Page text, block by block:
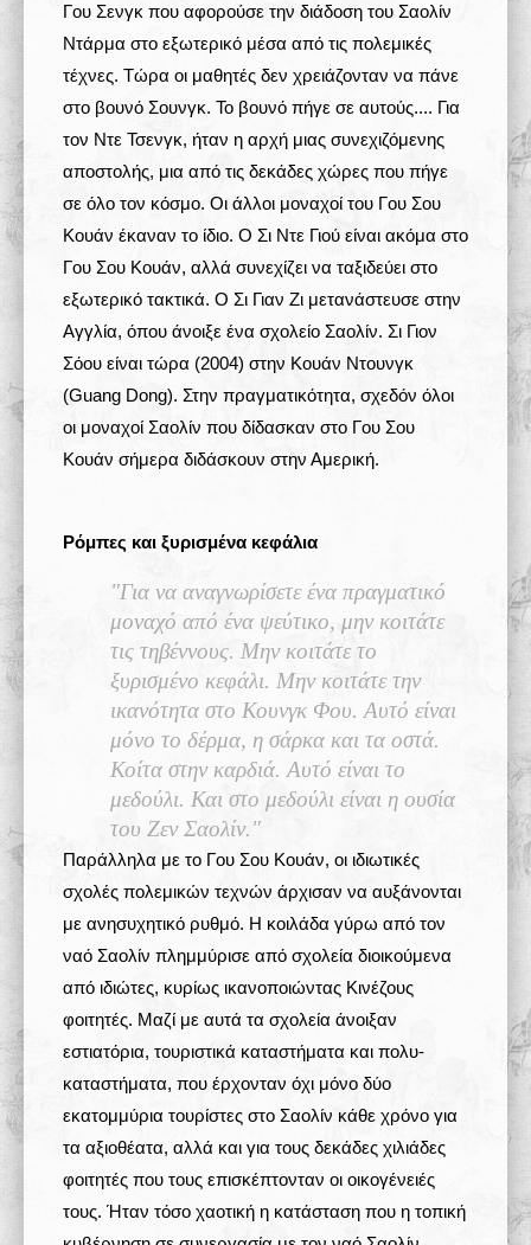
Γου Σενγκ που αφορούσε την διάδοση του Σαολίν
Ντάρμα στο εξωτερικό μέσα από τις πολεμικές
τέχνες. Τώρα οι μαθητές δεν χρειάζονταν να πάνε
στο βουνό Σουνγκ. Το βουνό πήγε σε αυτούς.... Για
τον Ντε Τσενγκ, ήταν η αρχή μιας συνεχιζόμενης
αποστολής, μια από τις δεκάδες χώρες που πήγε
σε όλο τον κόσμο. Οι άλλοι μοναχοί του Γου Σου
Κουάν έκαναν το ίδιο. O Σι Ντε Γιού είναι ακόμα στο
Γου Σου Κουάν, αλλά συνεχίζει να ταξιδεύει στο
εξωτερικό τακτικά. Ο Σι Γιαν Ζι μετανάστευσε στην
Αγγλία, όπου άνοιξε ένα σχολείο Σαολίν. Σι Γιον
Σόου είναι τώρα (2004) στην Κουάν Ντουνγκ
(Guang Dong). Στην πραγματικότητα, σχεδόν όλοι
οι μοναχοί Σαολίν που δίδασκαν στο Γου Σου
Κουάν σήμερα διδάσκουν στην Αμερική.
Ρόμπες και ξυρισμένα κεφάλια
"Για να αναγνωρίσετε ένα πραγματικό
μοναχό από ένα ψεύτικο, μην κοιτάτε
τις τηβέννους. Μην κοιτάτε το
ξυρισμένο κεφάλι. Μην κοιτάτε την
ικανότητα στο Κουνγκ Φου. Αυτό είναι
μόνο το δέρμα, η σάρκα και τα οστά.
Κοίτα στην καρδιά. Αυτό είναι το
μεδούλι. Και στο μεδούλι είναι η ουσία
του Ζεν Σαολίν."
Παράλληλα με το Γου Σου Κουάν, οι ιδιωτικές
σχολές πολεμικών τεχνών άρχισαν να αυξάνονται
με ανησυχητικό ρυθμό. Η κοιλάδα γύρω από τον
ναό Σαολίν πλημμύρισε από σχολεία διοικούμενα
από ιδιώτες, κυρίως ικανοποιώντας Κινέζους
φοιτητές. Μαζί με αυτά τα σχολεία άνοιξαν
εστιατόρια, τουριστικά καταστήματα και πολυ-
καταστήματα, που έρχονταν όχι μόνο δύο
εκατομμύρια τουρίστες στο Σαολίν κάθε χρόνο για
τα αξιοθέατα, αλλά και για τους δεκάδες χιλιάδες
φοιτητές που τους επισκέπτονταν οι οικογένειές
τους. Ήταν τόσο χαοτική η κατάσταση που η τοπική